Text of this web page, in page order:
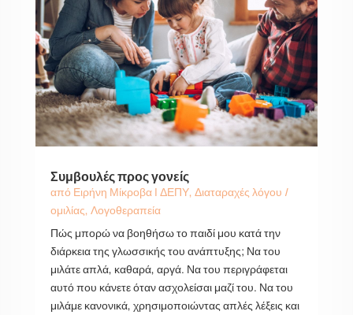
Συμβουλές προς γονείς
από Ειρήνη Μίκροβα| ΔΕΠΥ, Διαταραχές λόγου /
ομιλίας, Λογοθεραπεία
Πώς μπορώ να βοηθήσω το παιδί μου κατά την
διάρκεια της γλωσσικής του ανάπτυξης; Να του
μιλάτε απλά, καθαρά, αργά. Να του περιγράφεται
αυτό που κάνετε όταν ασχολείσαι μαζί του. Να του
μιλάμε κανονικά, χρησιμοποιώντας απλές λέξεις και